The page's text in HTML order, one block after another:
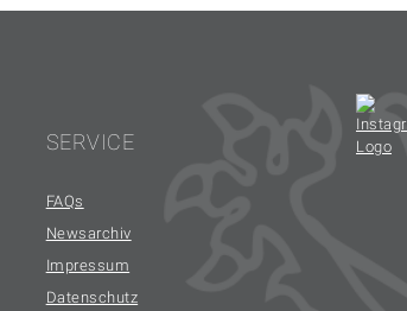
SERVICE
FAQs
Newsarchiv
Impressum
Datenschutz